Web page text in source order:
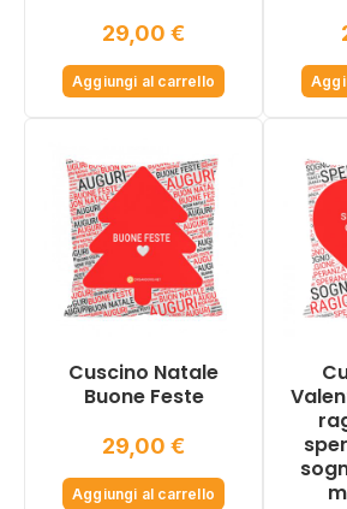
29,00 €
Aggiungi al carrello
Cuscino Natale
Buone Feste
29,00 €
Aggiungi al carrello